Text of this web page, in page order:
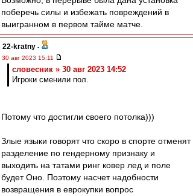
поберечь силы и избежать повреждений в
выигранном в первом тайме матче.
22-kratny -
30 авг 2023 15:11
словесник » 30 авг 2023 14:52
Игроки сменили пол.
Потому что достигли своего потолка)))
Злые языки говорят что скоро в спорте отменят
разделение по гендерному признаку и
выходить на татами ринг ковер лед и поле
будет Оно. Поэтому насчет надобности
возвращения в еврокупки вопрос